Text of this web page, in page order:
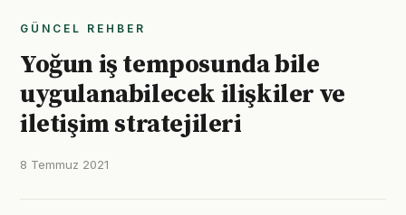
GÜNCEL REHBER
Yoğun iş temposunda bile
uygulanabilecek ilişkiler ve
iletişim stratejileri
8 Temmuz 2021